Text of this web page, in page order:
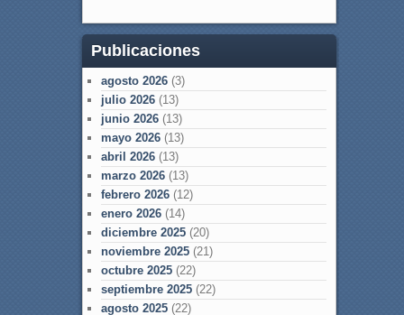
Publicaciones
agosto 2026(3)
julio 2026(13)
junio 2026(13)
mayo 2026(13)
abril 2026(13)
marzo 2026(13)
febrero 2026(12)
enero 2026(14)
diciembre 2025(20)
noviembre 2025(21)
octubre 2025(22)
septiembre 2025(22)
agosto 2025(22)